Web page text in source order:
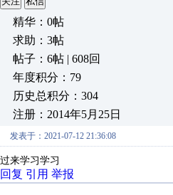
精华：0帖
求助：3帖
帖子：6帖 | 608回
年度积分：79
历史总积分：304
注册：2014年5月25日
发表于：2021-07-12 21:36:08
过来学习学习
回复 引用 举报